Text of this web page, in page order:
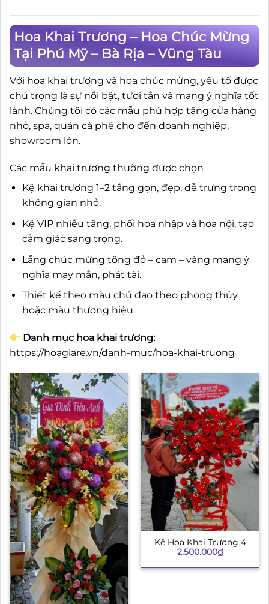
Hoa Khai Trương – Hoa Chúc Mừng
Tại Phú Mỹ – Bà Rịa – Vũng Tàu
Với hoa khai trương và hoa chúc mừng, yếu tố được
chú trọng là sự nổi bật, tươi tắn và mang ý nghĩa tốt
lành. Chúng tôi có các mẫu phù hợp tặng cửa hàng
nhỏ, spa, quán cà phê cho đến doanh nghiệp,
showroom lớn.
Các mẫu khai trương thường được chọn
Kệ khai trương 1–2 tầng gọn, đẹp, dễ trưng trong
không gian nhỏ.
Kệ VIP nhiều tầng, phối hoa nhập và hoa nội, tạo
cảm giác sang trọng.
Lẵng chúc mừng tông đỏ – cam – vàng mang ý
nghĩa may mắn, phát tài.
Thiết kế theo màu chủ đạo theo phong thủy
hoặc màu thương hiệu.
Danh mục hoa khai trương:
https://hoagiare.vn/danh-muc/hoa-khai-truong
Kệ Hoa Khai Trương 4
2.500.000₫